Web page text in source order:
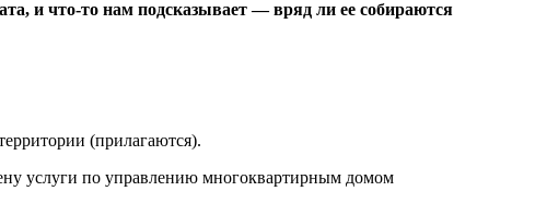
и что-то нам подсказывает — вряд ли ее собираются
(прилагаются).
услуги по управлению многоквартирным домом